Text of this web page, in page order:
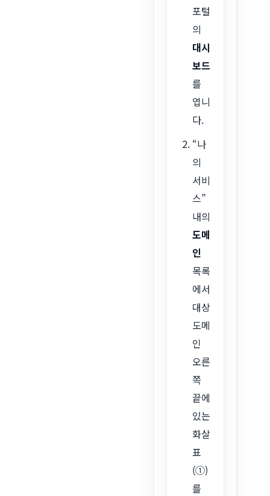
포털
의
대시
보드
를
엽니
다.
“나
의
서비
스”
내의
도메
인
목록
에서
대상
도메
인
오른
쪽
끝에
있는
화살
표
(①)
를